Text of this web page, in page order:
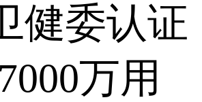
健委认证
万用